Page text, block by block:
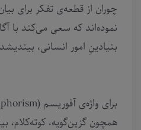
چوران از قطعه‌ی تفکر برای
نموده‌اند که سعی می‌کند با
بنیادینِ امور انسانی،
همچون گزین‌گویه،